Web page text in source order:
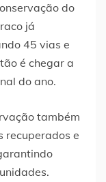
do
já
45 vias e
é chegar a
do ano.
também
recuperados e